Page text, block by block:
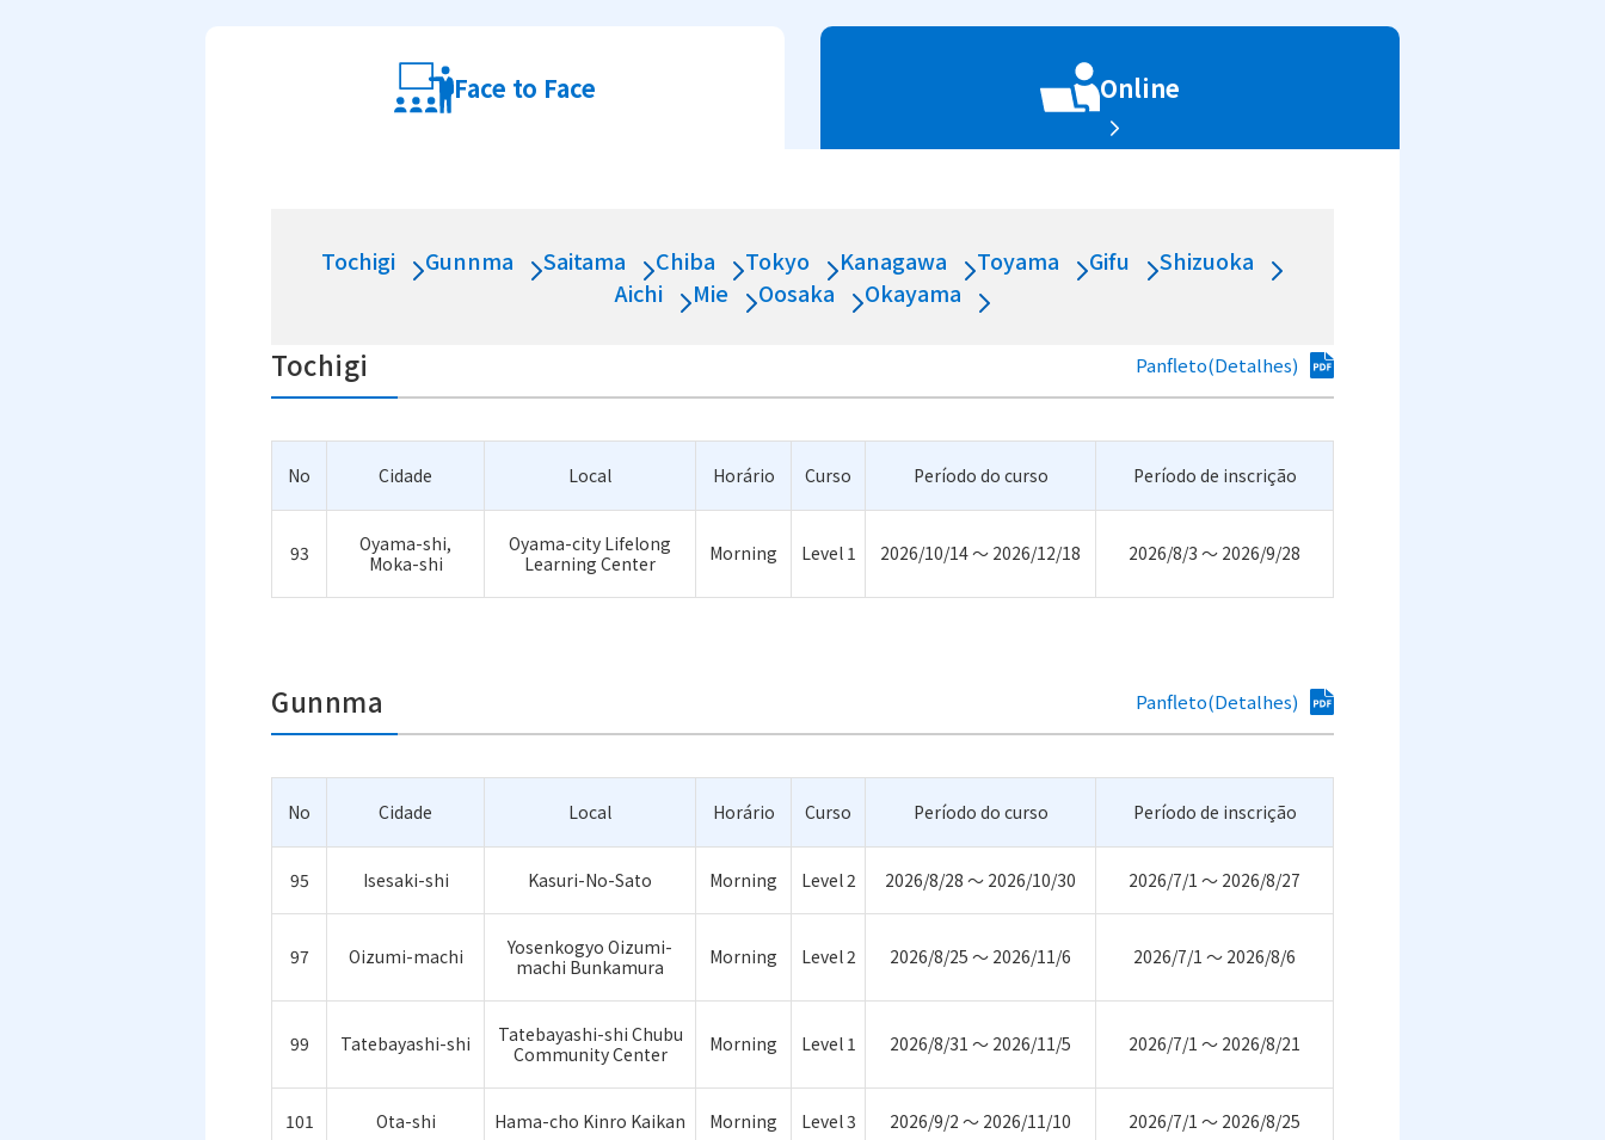
Face to Face Online
Tochigi Gunnma Saitama Chiba Tokyo Kanagawa Toyama Gifu
Shizuoka
Aichi
Mie Oosaka Okayama
Tochigi Panfleto(Detalhes)
No Cidade Local Horário Curso Período do curso Período de inscrição
93
Oyama-shi,
Moka-shi
Oyama-city Lifelong
Learning Center
Morning Level 1 2026/10/14 ～ 2026/12/18 2026/8/3 ～ 2026/9/28
Gunnma Panfleto(Detalhes)
No Cidade Local Horário Curso Período do curso Período de inscrição
95 Isesaki-shi Kasuri-No-Sato Morning Level 2 2026/8/28 ～ 2026/10/30 2026/7/1 ～ 2026/8/27
97 Oizumi-machi
Yosenkogyo Oizumi-
machi Bunkamura
Morning Level 2 2026/8/25 ～ 2026/11/6 2026/7/1 ～ 2026/8/6
99 Tatebayashi-shi
Tatebayashi-shi Chubu
Community Center
Morning Level 1 2026/8/31 ～ 2026/11/5 2026/7/1 ～ 2026/8/21
101 Ota-shi Hama-cho Kinro Kaikan Morning Level 3 2026/9/2 ～ 2026/11/10 2026/7/1 ～ 2026/8/25